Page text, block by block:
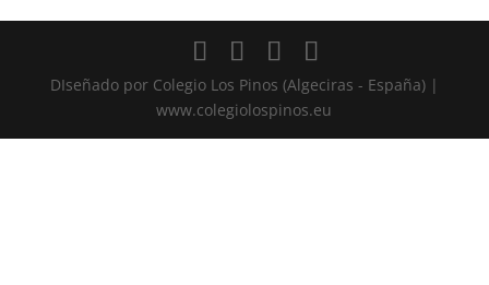
DIseñado por Colegio Los Pinos (Algeciras - España) |
www.colegiolospinos.eu